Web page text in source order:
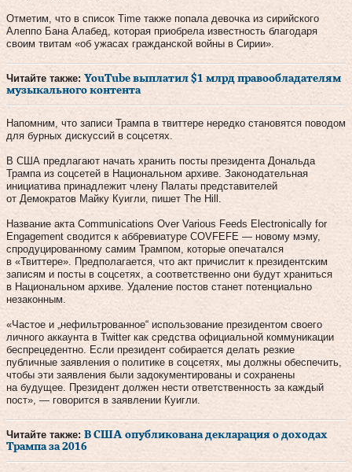
Отметим, что в список Time также попала девочка из сирийского
Алеппо Бана Алабед, которая приобрела известность благодаря
своим твитам «об ужасах гражданской войны в Сирии».
Читайте также: YouTube выплатил $1 млрд правообладателям
музыкального контента
Напомним, что записи Трампа в твиттере нередко становятся поводом
для бурных дискуссий в соцсетях.
В США предлагают начать хранить посты президента Дональда
Трампа из соцсетей в Национальном архиве. Законодательная
инициатива принадлежит члену Палаты представителей
от Демократов Майку Куигли, пишет The Hill.
Название акта Communications Over Various Feeds Electronically for
Engagement сводится к аббревиатуре COVFEFE — новому мэму,
спродуцированному самим Трампом, которые опечатался
в «Твиттере». Предполагается, что акт причислит к президентским
записям и посты в соцсетях, а соответственно они будут храниться
в Национальном архиве. Удаление постов станет потенциально
незаконным.
«Частое и „нефильтрованное“ использование президентом своего
личного аккаунта в Twitter как средства официальной коммуникации
беспрецедентно. Если президент собирается делать резкие
публичные заявления о политике в соцсетях, мы должны обеспечить,
чтобы эти заявления были задокументированы и сохранены
на будущее. Президент должен нести ответственность за каждый
пост», — говорится в заявлении Куигли.
Читайте также: В США опубликована декларация о доходах
Трампа за 2016